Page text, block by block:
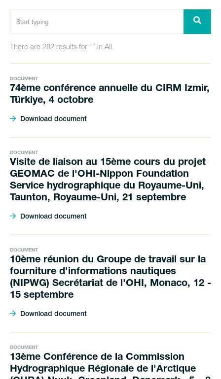
There are 282 results for “” in All
DOCUMENT
74ème conférence annuelle du CIRM Izmir,
Türkiye, 4 octobre
Download document
DOCUMENT
Visite de liaison au 15ème cours du projet
GEOMAC de l'OHI-Nippon Foundation
Service hydrographique du Royaume-Uni,
Taunton, Royaume-Uni, 21 septembre
Download document
DOCUMENT
10ème réunion du Groupe de travail sur la
fourniture d'informations nautiques
(NIPWG) Secrétariat de l'OHI, Monaco, 12 -
15 septembre
Download document
DOCUMENT
13ème Conférence de la Commission
Hydrographique Régionale de l'Arctique